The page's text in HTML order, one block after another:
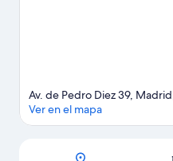
Av. de Pedro Diez 39,
Ver en el mapa